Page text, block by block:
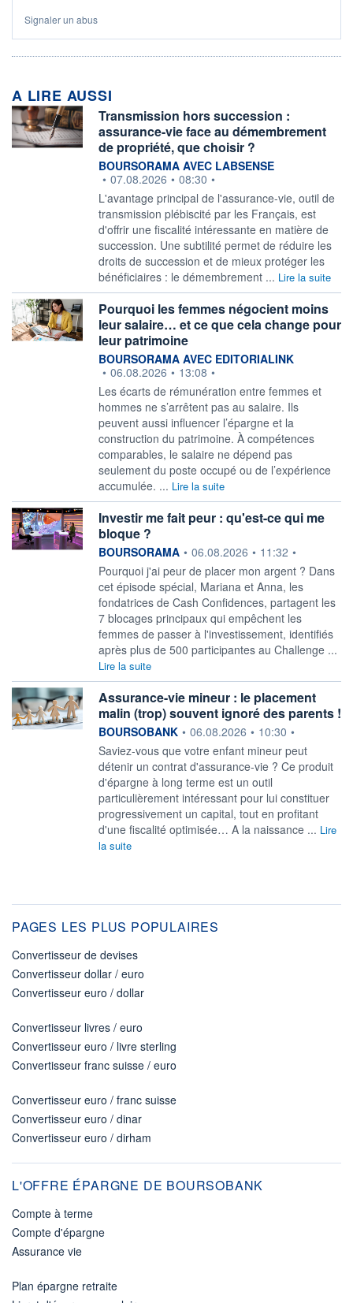
Signaler un abus
A LIRE AUSSI
Transmission hors succession :
assurance-vie face au démembrement
de propriété, que choisir ?
information fournie par
BOURSORAMA AVEC LABSENSE
• 07.08.2026 • 08:30 •
L'avantage principal de l'assurance-vie, outil de
transmission plébiscité par les Français, est
d'offrir une fiscalité intéressante en matière de
succession. Une subtilité permet de réduire les
droits de succession et de mieux protéger les
bénéficiaires : le démembrement ... Lire la suite
Pourquoi les femmes négocient moins
leur salaire… et ce que cela change pour
leur patrimoine
information fournie par
BOURSORAMA AVEC EDITORIALINK
• 06.08.2026 • 13:08 •
Les écarts de rémunération entre femmes et
hommes ne s’arrêtent pas au salaire. Ils
peuvent aussi influencer l’épargne et la
construction du patrimoine. À compétences
comparables, le salaire ne dépend pas
seulement du poste occupé ou de l’expérience
accumulée. ... Lire la suite
Investir me fait peur : qu'est-ce qui me
bloque ?
information fournie par
BOURSORAMA • 06.08.2026 • 11:32 •
Pourquoi j'ai peur de placer mon argent ? Dans
cet épisode spécial, Mariana et Anna, les
fondatrices de Cash Confidences, partagent les
7 blocages principaux qui empêchent les
femmes de passer à l'investissement, identifiés
après plus de 500 participantes au Challenge ...
Lire la suite
Assurance-vie mineur : le placement
malin (trop) souvent ignoré des parents !
information fournie par
BOURSOBANK • 06.08.2026 • 10:30 •
Saviez-vous que votre enfant mineur peut
détenir un contrat d'assurance-vie ? Ce produit
d'épargne à long terme est un outil
particulièrement intéressant pour lui constituer
progressivement un capital, tout en profitant
d'une fiscalité optimisée… A la naissance ... Lire
la suite
PAGES LES PLUS POPULAIRES
Convertisseur de devises
Convertisseur dollar / euro
Convertisseur euro / dollar
Convertisseur livres / euro
Convertisseur euro / livre sterling
Convertisseur franc suisse / euro
Convertisseur euro / franc suisse
Convertisseur euro / dinar
Convertisseur euro / dirham
L'OFFRE ÉPARGNE DE BOURSOBANK
Compte à terme
Compte d'épargne
Assurance vie
Plan épargne retraite